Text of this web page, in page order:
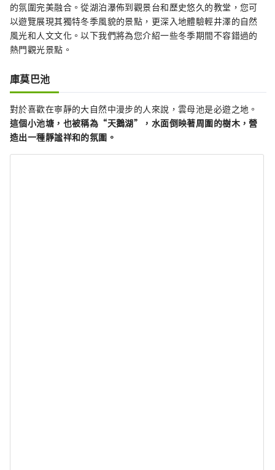
的氛圍完美融合。從湖泊瀑佈到觀景台和歷史悠久的教堂，您可
以遊覽展現其獨特冬季風貌的景點，更深入地體驗輕井澤的自然
風光和人文文化。以下我們將為您介紹一些冬季期間不容錯過的
熱門觀光景點。
庫莫巴池
對於喜歡在寧靜的大自然中漫步的人來說，雲母池是必遊之地。
這個小池塘，也被稱為“天鵝湖”，水面倒映著周圍的樹木，營
造出一種靜謐祥和的氛圍。